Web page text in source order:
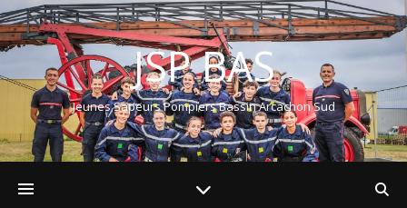
JSP BAS
Jeunes Sapeurs Pompiers Bassin Arcachon Sud